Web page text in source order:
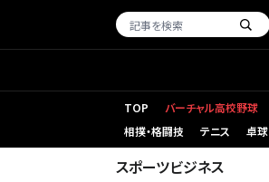
TOP バーチャル高校野球
相撲・格闘技
テニス 卓球
スポーツビジネス